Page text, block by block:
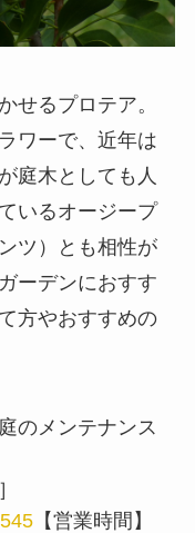
せるプロテア。
ワーで、近年は
庭木としても人
いるオージープ
ツ）とも相性が
ーデンにおすす
方やおすすめの
のメンテナンス
］
【営業時間】